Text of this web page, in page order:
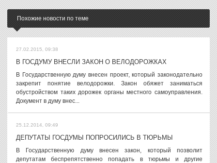
Похожие новости по теме
27.02.2015, 09:38
В ГОСДУМУ ВНЕСЛИ ЗАКОН О ВЕЛОДОРОЖКАХ
В Государственную думу внесен проект, который законодательно
закрепит понятие велодорожки. Закон обяжет заниматься
обустройством таких дорожек органы местного самоуправления.
Документ в думу внес...
25.12.2014, 09:49
ДЕПУТАТЫ ГОСДУМЫ ПОПРОСИЛИСЬ В ТЮРЬМЫ
В Государственную думу внесен закон, который позволит
депутатам беспрепятственно попадать в тюрьмы и другие